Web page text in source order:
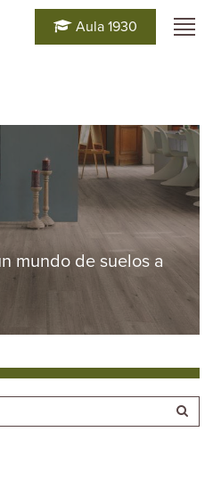
Aula 1930
mundo de suelos a